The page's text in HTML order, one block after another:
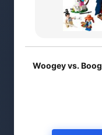
Woogey vs.